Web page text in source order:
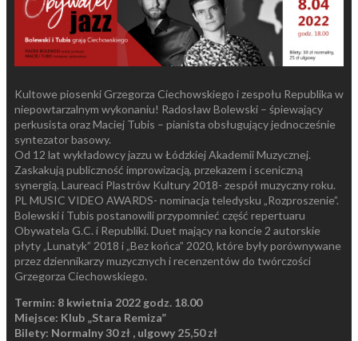
Kultowe piosenki Grzegorza Ciechowskiego i zespołu Republika w
niepowtarzalnym wykonaniu! Radosław Bolewski – śpiewający
perkusista oraz Maciej Tubis – pianista obsługujący jednocześnie
syntezator basowy.
Od 12 lat wykładowcy jazzu w Łódzkiej Akademii Muzycznej.
Zaskakują publiczność improwizacją, przekazem i sceniczną
synergią. Laureaci Plastrów Kultury 2018- zespół muzyczny roku.
PL MUSIC VIDEO AWARDS- nominacja teledysku „Rozproszenie”.
Bolewski i Tubis postanowili przypomnieć część repertuaru
Obywatela G.C. i Republiki. Duet mający na koncie 2 autorskie
płyty „Lunatyk” 2018 i „Bez końca” 2020, które były porównywane
przez dziennikarzy muzycznych i recenzentów do twórczości
Grzegorza Ciechowskiego.
Termin: 8 kwietnia 2022 godz. 18.00
Miejsce: Klub „Stara Remiza”
Bilety: Normalny 30 zł , ulgowy 25,50 zł